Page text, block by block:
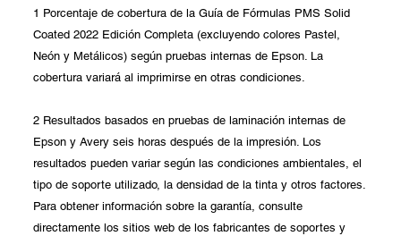
1 Porcentaje de cobertura de la Guía de Fórmulas PMS Solid
Coated 2022 Edición Completa (excluyendo colores Pastel,
Neón y Metálicos) según pruebas internas de Epson. La
cobertura variará al imprimirse en otras condiciones.
2 Resultados basados en pruebas de laminación internas de
Epson y Avery seis horas después de la impresión. Los
resultados pueden variar según las condiciones ambientales, el
tipo de soporte utilizado, la densidad de la tinta y otros factores.
Para obtener información sobre la garantía, consulte
directamente los sitios web de los fabricantes de soportes y